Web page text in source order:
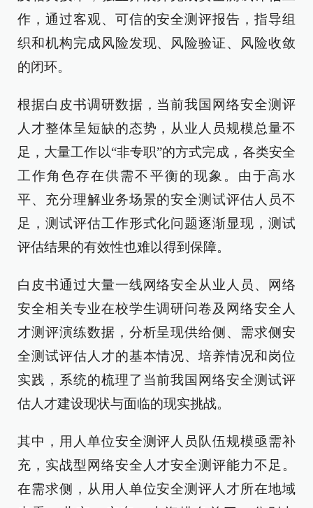
作，通过客观、可信的安全测评报告，指导组
织和机构完成风险发现、风险验证、风险收敛
的闭环。
根据白皮书调研数据，当前我国网络安全测评
人才整体呈短缺的态势，从业人员规模总量不
足，大量工作以“非专职”的方式完成，各类安全
工作角色存在供需不平衡的现象。由于高水
平、充分理解业务场景的安全测试评估人员不
足，测试评估工作形式化问题逐渐显现，测试
评估结果的有效性也难以得到保障。
白皮书通过大量一线网络安全从业人员、网络
安全相关专业在校学生调研问卷及网络安全人
才测评演练数据，分析呈现供给侧、需求侧安
全测试评估人才的基本情况、培养情况和岗位
实践，系统的梳理了当前我国网络安全测试评
估人才建设现状与面临的现实挑战。
其中，用人单位安全测评人员队伍规模亟需补
充，实战型网络安全人才安全测评能力不足。
在需求侧，从用人单位安全测评人才所在地域